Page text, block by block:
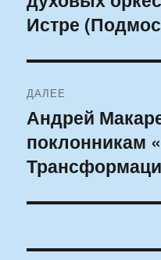
Истре
ДАЛЕЕ
Следующая
запись:
Андрей
поклонникам